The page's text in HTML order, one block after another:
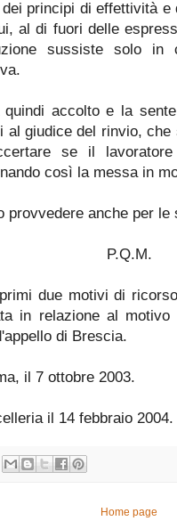
principi di effettività
al di fuori delle
sussiste solo in
accolto e la
al giudice del rinvio,
se il
così la messa in
provvedere anche per
P.Q.M.
due motivi di
in relazione al
di Brescia.
il 7 ottobre 2003.
il 14 febbraio 2004.
Home page